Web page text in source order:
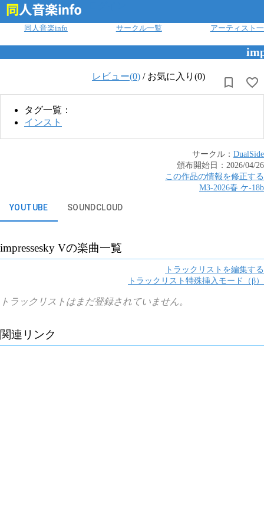
同人音楽info サークル一覧 アーティスト
レビュー(0) / お気に入り(0)
タグ一覧：
インスト
サークル： DualSide
頒布開始日： 2026/04/26
この作品の情報を修正する
M3-2026春 ケ-18b
YOUTUBE SOUNDCLOUD
impressesky Vの楽曲一覧
トラックリストを編集する
トラックリスト特殊挿入モード（β）
トラックリストはまだ登録されていません。
関連リンク